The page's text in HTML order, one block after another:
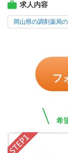
求人内容
岡山県の調剤薬局
フ
希